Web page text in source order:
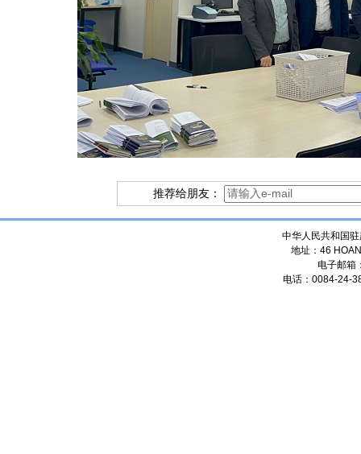
推荐给朋友：
中华人民共和国
地址：46
电子邮箱
电话：0084-24-